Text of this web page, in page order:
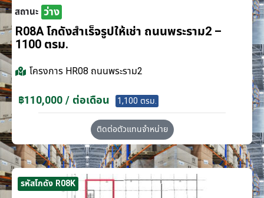
สถานะ ว่าง
R08A โกดังสำเร็จรูปให้เช่า ถนนพระราม2 –
1100 ตรม.
โครงการ HR08 ถนนพระราม2
฿110,000 / ต่อเดือน 1,100 ตรม.
ติดต่อตัวแทนจำหน่าย
รหัสโกดัง R08K